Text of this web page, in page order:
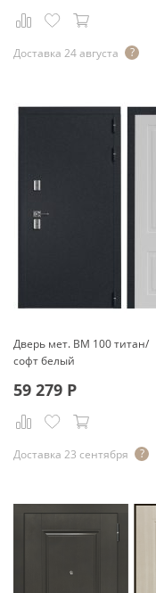
Доставка 24 августа
Дверь мет. ВМ 100 титан/
софт белый
59 279 Р
Доставка 23 сентября